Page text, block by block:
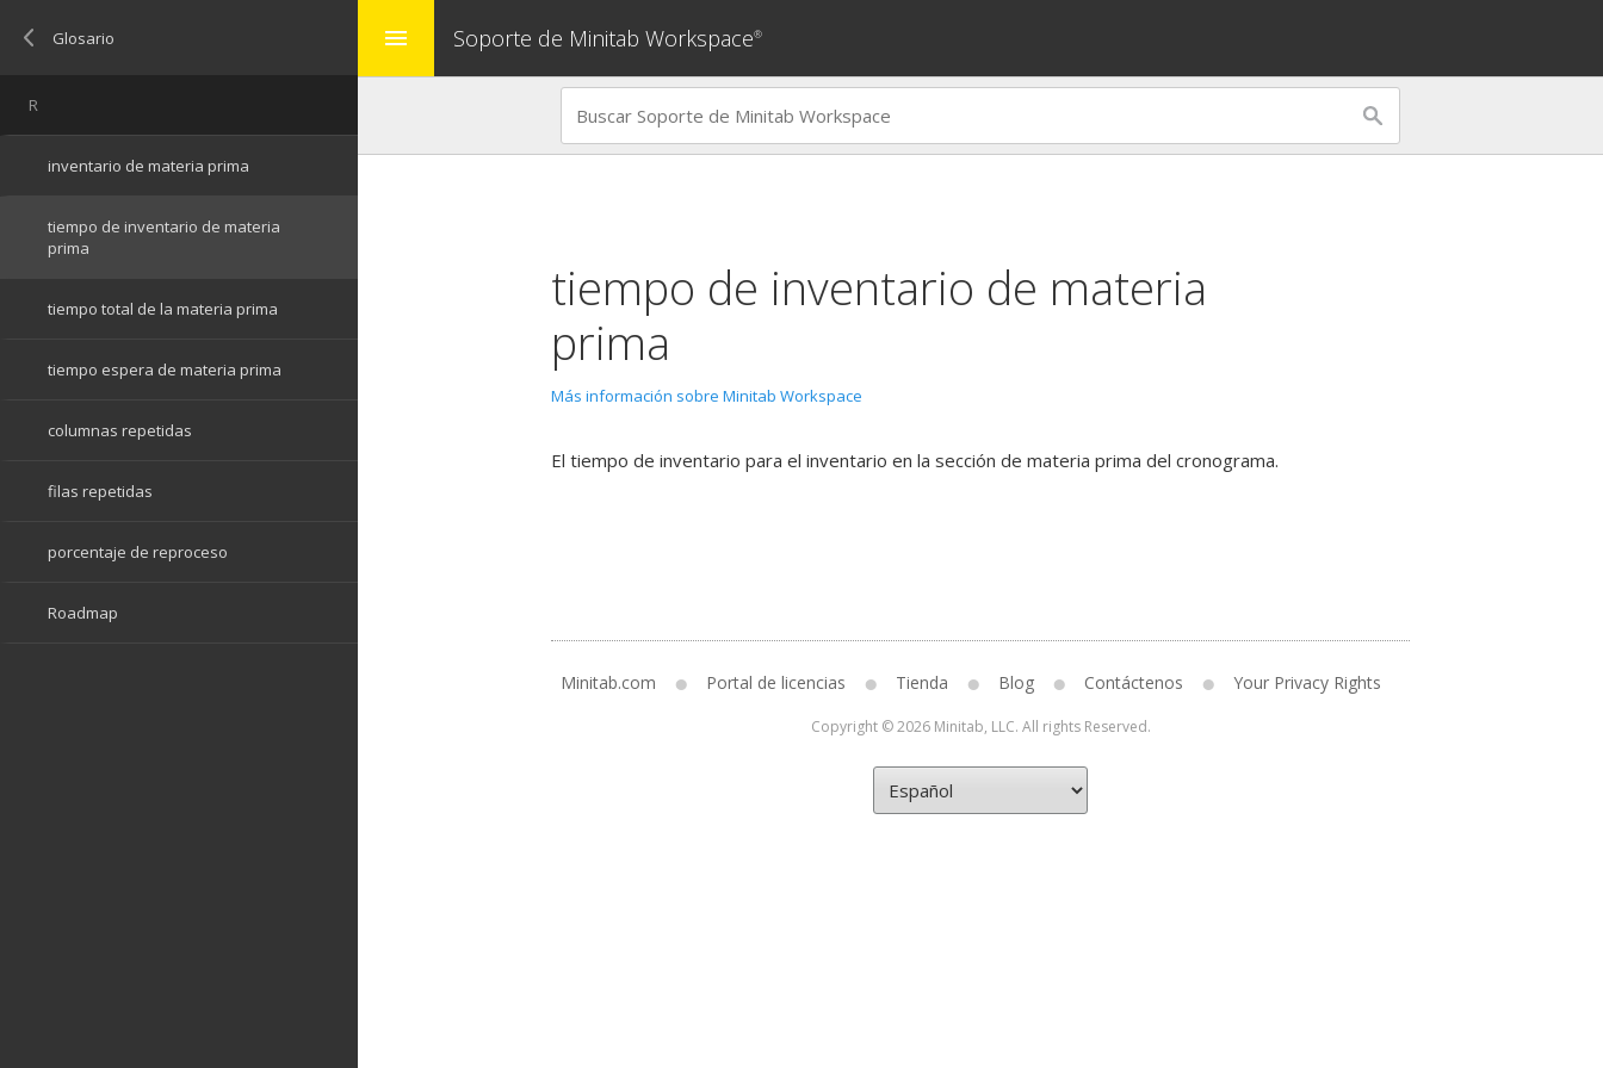
menu Soporte de Minitab Workspace®
tiempo de inventario de materia
prima
Más información sobre Minitab Workspace
El tiempo de inventario para el inventario en la sección de materia prima del cronograma.
Minitab.com Portal de licencias Tienda Blog Contáctenos Your Privacy Rights
Copyright © 2026 Minitab, LLC. All rights Reserved.